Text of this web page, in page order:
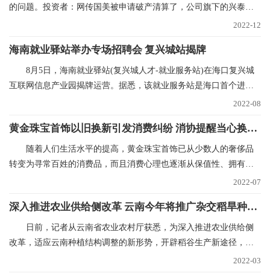
的问题。投资者：网传国美被申请破产清算了，公司旗下的兴泰和
2022-12
海南就业驿站举办专场招聘会 复兴城站揭牌
8月5日，海南就业驿站(复兴城人才-就业服务站)在海口复兴城
互联网信息产业园揭牌运营。据悉，该就业服务站是海口首个进驻
2022-08
黄金珠宝首饰以旧换新引发消费纠纷 消协提醒当心换购回购“陷阱”
随着人们生活水平的提高，黄金珠宝首饰已从少数人的奢侈品
转变为寻常百姓的消费品，而且消费心理也逐渐从保值性、拥有性
2022-07
深入推进农业供给侧改革 云南今年将推广杂交稻旱种50万亩
日前，记者从云南省农业农村厅获悉，为深入推进农业供给侧
改革，适应云南种植结构调整的新形势，开辟稻谷生产新途径，稳
2022-03